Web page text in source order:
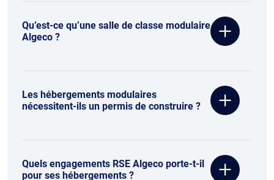
Qu’est-ce qu’une salle de classe modulaire
Algeco ?
Les hébergements modulaires
nécessitent-ils un permis de construire ?
Quels engagements RSE Algeco porte-t-il
pour ses hébergements ?